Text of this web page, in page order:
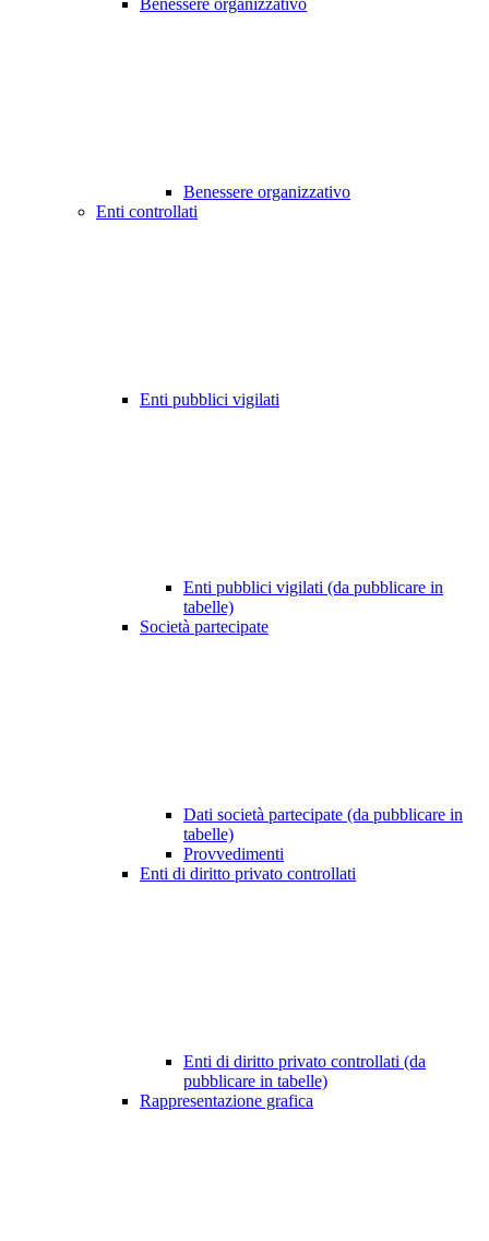
Benessere organizzativo
Benessere organizzativo
Enti controllati
Enti pubblici vigilati
Enti pubblici vigilati (da pubblicare in
tabelle)
Società partecipate
Dati società partecipate (da pubblicare in
tabelle)
Provvedimenti
Enti di diritto privato controllati
Enti di diritto privato controllati (da
pubblicare in tabelle)
Rappresentazione grafica